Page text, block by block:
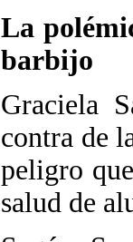
La
barbijo
Graciela
contra de
peligro
salud de